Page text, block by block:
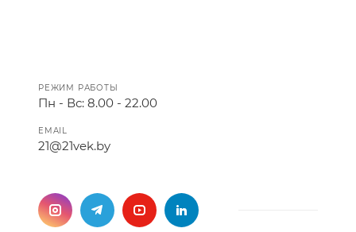
РЕЖИМ РАБОТЫ
Пн - Вс: 8.00 - 22.00
EMAIL
21@21vek.by